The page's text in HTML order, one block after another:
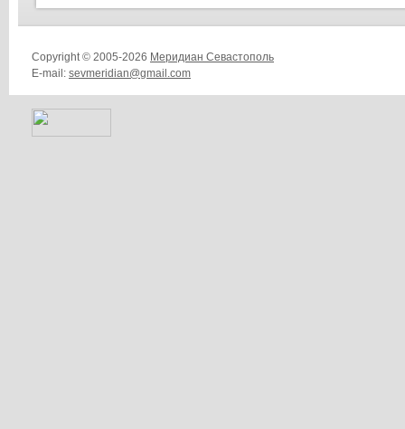
Copyright © 2005-2026 Меридиан Севастополь
E-mail: sevmeridian@gmail.com